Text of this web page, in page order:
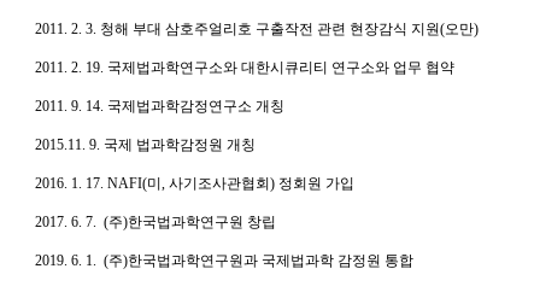
2011. 2. 3. 청해 부대 삼호주얼리호 구출작전 관련 현장감식 지원(오만)
2011. 2. 19. 국제법과학연구소와 대한시큐리티 연구소와 업무 협약
2011. 9. 14. 국제법과학감정연구소 개칭
2015.11. 9. 국제 법과학감정원 개칭
2016. 1. 17. NAFI(미, 사기조사관협회) 정회원 가입
2017. 6. 7. (주)한국법과학연구원 창립
2019. 6. 1. (주)한국법과학연구원과 국제법과학 감정원 통합